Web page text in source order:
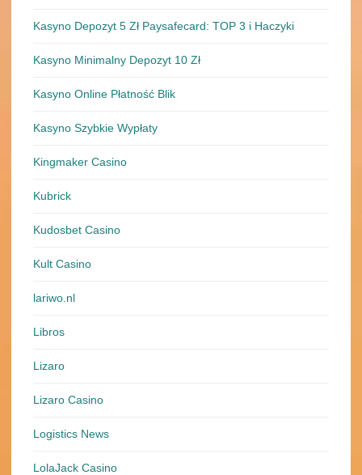
Kasyno Depozyt 5 Zł Paysafecard: TOP 3 i Haczyki
Kasyno Minimalny Depozyt 10 Zł
Kasyno Online Płatność Blik
Kasyno Szybkie Wypłaty
Kingmaker Casino
Kubrick
Kudosbet Casino
Kult Casino
lariwo.nl
Libros
Lizaro
Lizaro Casino
Logistics News
LolaJack Casino